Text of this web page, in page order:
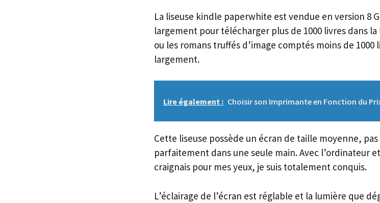
La liseuse kindle paperwhite est vendue en version 8
largement pour télécharger plus de 1000 livres dans
ou les romans truffés d’image comptés moins de 1000
largement.
Lire également : Choisir son Imprimante en Fonction du
Cette liseuse possède un écran de taille moyenne,
parfaitement dans une seule main. Avec l’ordinateur
craignais pour mes yeux, je suis totalement conquis.
L’éclairage de l’écran est réglable et la lumière que